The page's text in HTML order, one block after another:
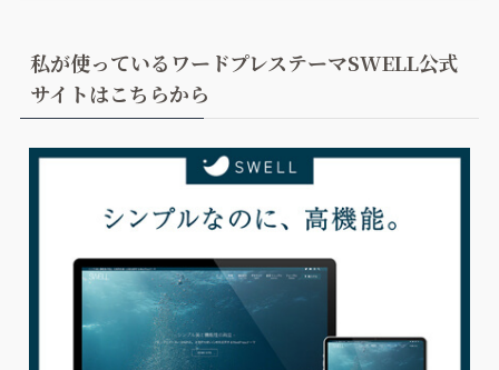
私が使っているワードプレステーマSWELL公式
サイトはこちらから